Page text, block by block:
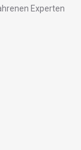
Experten